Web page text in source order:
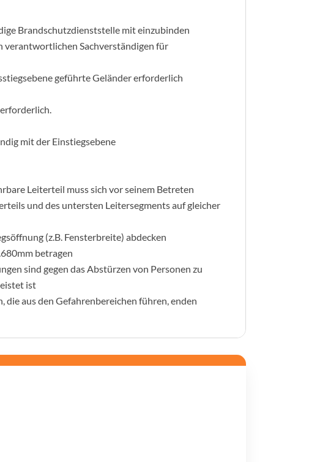
Brandschutzdienststelle mit einzubinden
verantwortlichen Sachverständigen für
geführte Geländer erforderlich
mit der Einstiegsebene
Leiterteil muss sich vor seinem Betreten
und des untersten Leitersegments auf gleicher
(z.B. Fensterbreite) abdecken
betragen
sind gegen das Abstürzen von Personen zu
ist
aus den Gefahrenbereichen führen, enden